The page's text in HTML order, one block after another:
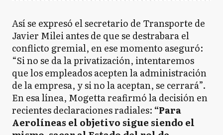
Así se expresó el secretario de Transporte de
Javier Milei antes de que se destrabara el
conflicto gremial, en ese momento aseguró:
“Si no se da la privatización, intentaremos
que los empleados acepten la administración
de la empresa, y si no la aceptan, se cerrará”.
En esa línea, Mogetta reafirmó la decisión en
recientes declaraciones radiales: “Para
Aerolíneas el objetivo sigue siendo el